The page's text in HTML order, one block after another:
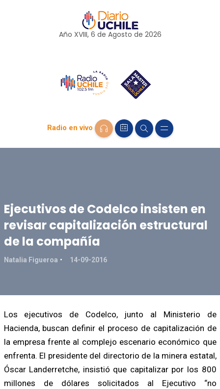
Año XVIII, 6 de Agosto de 2026
Radio en vivo
Ejecutivos de Codelco insisten en
revisar capitalización estructural
de la compañía
Natalia Figueroa 14-09-2016
Los ejecutivos de Codelco, junto al Ministerio de
Hacienda, buscan definir el proceso de capitalización de
la empresa frente al complejo escenario económico que
enfrenta. El presidente del directorio de la minera estatal,
Óscar Landerretche, insistió que capitalizar por los 800
millones de dólares solicitados al Ejecutivo “no